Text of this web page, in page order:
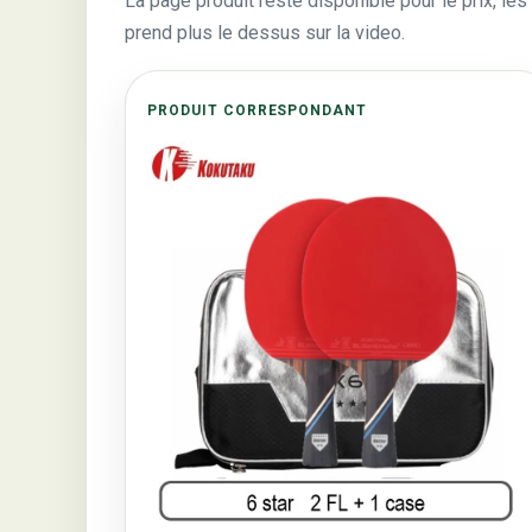
prend plus le dessus sur la video.
PRODUIT CORRESPONDANT